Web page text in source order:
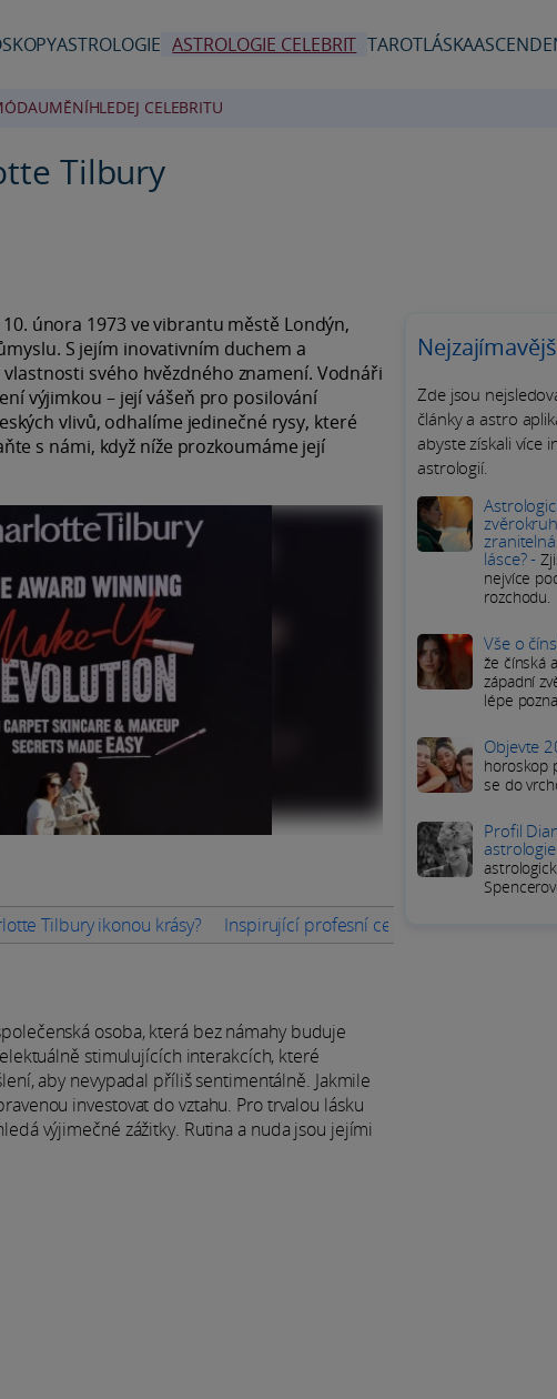
ASTROLOGIE ASTROLOGIE CELEBRIT TAROTLÁSKA
UMĚNÍHLEDEJ CELEBRITU
Tilbury
února 1973 ve vibrantu městě Londýn,
S jejím inovativním duchem a
svého hvězdného znamení. Vodnáři
výjimkou – její vášeň pro posilování
vlivů, odhalíme jedinečné rysy, které
s námi, když níže prozkoumáme její
Tilbury ikonou krásy? Inspirující profesní cesta Charlotte Tilbury
osoba, která bez námahy buduje
stimulujících interakcích, které
aby nevypadal příliš sentimentálně. Jakmile
investovat do vztahu. Pro trvalou lásku
výjimečné zážitky. Rutina a nuda jsou jejími
Zde jsou
články a astro
abyste získali více
astrologií.
lásce? -
nejvíce
rozchodu.
Vše o
že čínská
západní
lépe
Objevte
horoskop
se do
Profil
astrologie